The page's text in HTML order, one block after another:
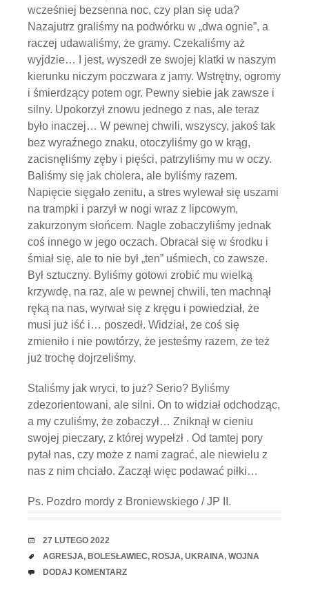
wcześniej bezsenna noc, czy plan się uda?
Nazajutrz graliśmy na podwórku w „dwa ognie”, a
raczej udawaliśmy, że gramy. Czekaliśmy aż
wyjdzie… I jest, wyszedł ze swojej klatki w naszym
kierunku niczym poczwara z jamy. Wstrętny, ogromy
i śmierdzący potem ogr. Pewny siebie jak zawsze i
silny. Upokorzył znowu jednego z nas, ale teraz
było inaczej… W pewnej chwili, wszyscy, jakoś tak
bez wyraźnego znaku, otoczyliśmy go w krąg,
zacisnęliśmy zęby i pięści, patrzyliśmy mu w oczy.
Baliśmy się jak cholera, ale byliśmy razem.
Napięcie sięgało zenitu, a stres wylewał się uszami
na trampki i parzył w nogi wraz z lipcowym,
zakurzonym słońcem. Nagle zobaczyliśmy jednak
coś innego w jego oczach. Obracał się w środku i
śmiał się, ale to nie był „ten” uśmiech, co zawsze.
Był sztuczny. Byliśmy gotowi zrobić mu wielką
krzywdę, na raz, ale w pewnej chwili, ten machnął
ręką na nas, wyrwał się z kręgu i powiedział, że
musi już iść i… poszedł. Widział, że coś się
zmieniło i nie powtórzy, że jesteśmy razem, że też
już trochę dojrzeliśmy.
Staliśmy jak wryci, to już? Serio? Byliśmy
zdezorientowani, ale silni. On to widział odchodząc,
a my czuliśmy, że zobaczył… Zniknął w cieniu
swojej pieczary, z której wypełzł . Od tamtej pory
pytał nas, czy może z nami zagrać, ale niewielu z
nas z nim chciało. Zaczął więc podawać piłki…
Ps. Pozdro mordy z Broniewskiego / JP II.
RANDKA
27 LUTEGO 2022
TAGI
AGRESJA, BOLESŁAWIEC, ROSJA, UKRAINA, WOJNA
UWAGI
DODAJ KOMENTARZ